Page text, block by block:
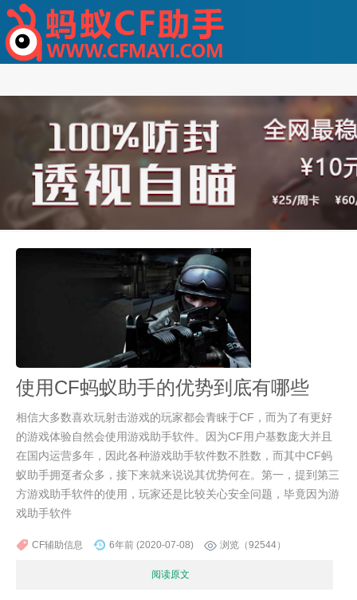
使用CF蚂蚁助手的优势到底有哪些
相信大多数喜欢玩射击游戏的玩家都会青睐于CF，而为了有更好
的游戏体验自然会使用游戏助手软件。因为CF用户基数庞大并且
在国内运营多年，因此各种游戏助手软件数不胜数，而其中CF蚂
蚁助手拥趸者众多，接下来就来说说其优势何在。第一，提到第三
方游戏助手软件的使用，玩家还是比较关心安全问题，毕竟因为游
戏助手软件
CF辅助信息 6年前 (2020-07-08) 浏览（92544）
阅读原文